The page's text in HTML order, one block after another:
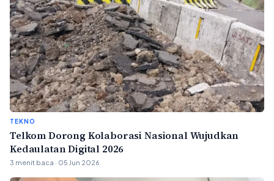
TEKNO
Telkom Dorong Kolaborasi Nasional Wujudkan
Kedaulatan Digital 2026
3 menit baca · 05 Jun 2026